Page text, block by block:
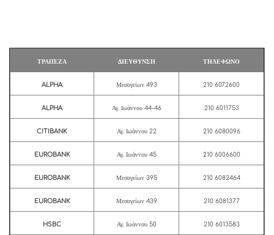
ΤΡΑΠΕΖΑ ΔΙΕΥΘΥΝΣΗ ΤΗΛΕΦΩΝΟ
ALPHA Μεσογείων 493 210 6072600
ALPHA Αγ. Ιωάννου 44-46 210 6011753
CITIBANK Αγ. Ιωάννου 22 210 6080096
EUROBANK Αγ. Ιωάννου 45 210 6006600
EUROBANK Μεσογείων 395 210 6082464
EUROBANK Μεσογείων 439 210 6081377
HSBC Αγ. Ιωάννου 50 210 6013583